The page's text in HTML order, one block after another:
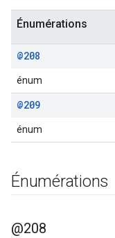
Énumérations
@208
énum
@209
énum
Énumérations
@208